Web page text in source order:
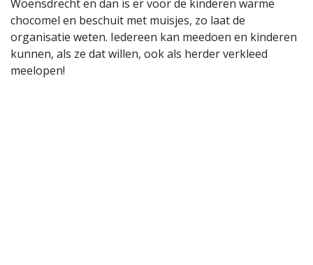
Woensdrecht en dan is er voor de kinderen warme
chocomel en beschuit met muisjes, zo laat de
organisatie weten. Iedereen kan meedoen en kinderen
kunnen, als ze dat willen, ook als herder verkleed
meelopen!